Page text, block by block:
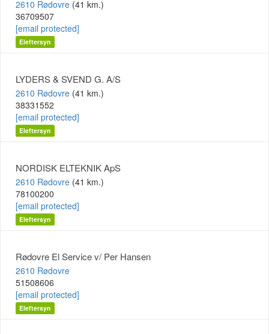
2610 Rødovre (41 km.)
36709507
[email protected]
Eleftersyn
LYDERS & SVEND G. A/S
2610 Rødovre (41 km.)
38331552
[email protected]
Eleftersyn
NORDISK ELTEKNIK ApS
2610 Rødovre (41 km.)
78100200
[email protected]
Eleftersyn
Rødovre El Service v/ Per Hansen
2610 Rødovre
51508606
[email protected]
Eleftersyn